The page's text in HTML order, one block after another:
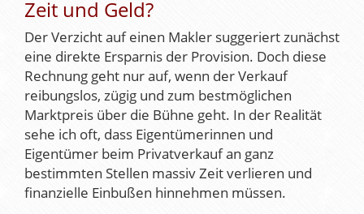
Zeit und Geld?
Der Verzicht auf einen Makler suggeriert zunächst
eine direkte Ersparnis der Provision. Doch diese
Rechnung geht nur auf, wenn der Verkauf
reibungslos, zügig und zum bestmöglichen
Marktpreis über die Bühne geht. In der Realität
sehe ich oft, dass Eigentümerinnen und
Eigentümer beim Privatverkauf an ganz
bestimmten Stellen massiv Zeit verlieren und
finanzielle Einbußen hinnehmen müssen.